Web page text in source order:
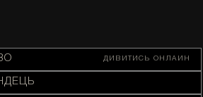
ДИВИТИСЬ ОНЛАЙН